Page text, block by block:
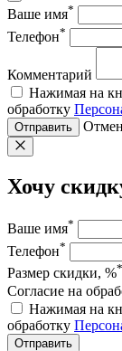
Ваше имя*
Телефон*
Комментарий
Нажимая на
обработку
Отправить
Хочу
Ваше имя*
Телефон*
Размер скидки, %*
Согласие на
Нажимая на
обработку
Отправить